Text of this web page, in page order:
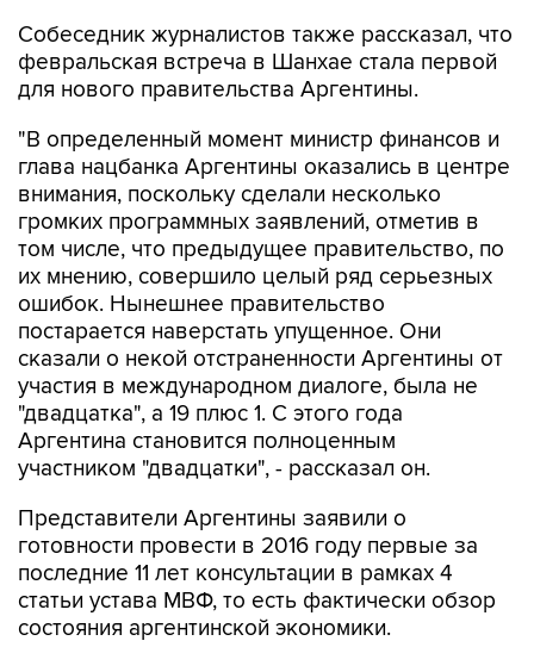
Собеседник журналистов также рассказал, что
февральская встреча в Шанхае стала первой
для нового правительства Аргентины.
"В определенный момент министр финансов и
глава нацбанка Аргентины оказались в центре
внимания, поскольку сделали несколько
громких программных заявлений, отметив в
том числе, что предыдущее правительство, по
их мнению, совершило целый ряд серьезных
ошибок. Нынешнее правительство
постарается наверстать упущенное. Они
сказали о некой отстраненности Аргентины от
участия в международном диалоге, была не
"двадцатка", а 19 плюс 1. С этого года
Аргентина становится полноценным
участником "двадцатки", - рассказал он.
Представители Аргентины заявили о
готовности провести в 2016 году первые за
последние 11 лет консультации в рамках 4
статьи устава МВФ, то есть фактически обзор
состояния аргентинской экономики.